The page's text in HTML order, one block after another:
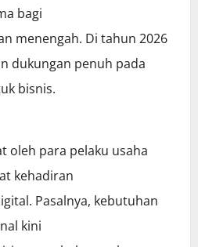
bagi
menengah. Di tahun 2026
dukungan penuh pada
bisnis.
oleh para pelaku usaha
kehadiran
Pasalnya, kebutuhan
kini